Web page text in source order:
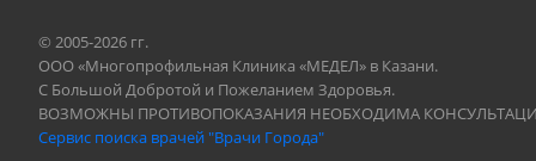
© 2005-2026 гг.
ООО «Многопрофильная Клиника «МЕДЕЛ» в Казани.
С Большой Добротой и Пожеланием Здоровья.
ВОЗМОЖНЫ ПРОТИВОПОКАЗАНИЯ НЕОБХОДИМА
Сервис поиска врачей "Врачи Города"